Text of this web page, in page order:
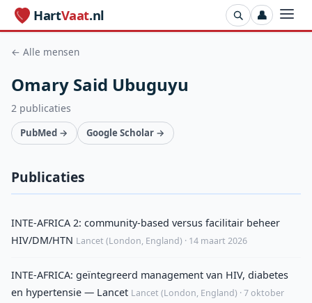
HartVaat.nl 👤
← Alle mensen
Omary Said Ubuguyu
2 publicaties
PubMed → Google Scholar →
Publicaties
INTE-AFRICA 2: community-based versus facilitair beheer
HIV/DM/HTN Lancet (London, England) · 14 maart 2026
INTE-AFRICA: geïntegreerd management van HIV, diabetes
en hypertensie — Lancet Lancet (London, England) · 7 oktober